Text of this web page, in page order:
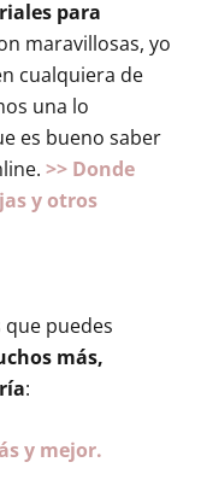
para
maravillosas, yo
cualquiera de
una lo
es bueno saber
>> Donde
y otros
puedes
más,
:
y mejor.